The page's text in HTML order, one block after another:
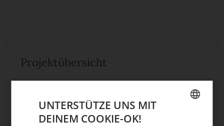
Projektübersicht
Mittel
UNTERSTÜTZE UNS MIT
DEINEM COOKIE-OK!